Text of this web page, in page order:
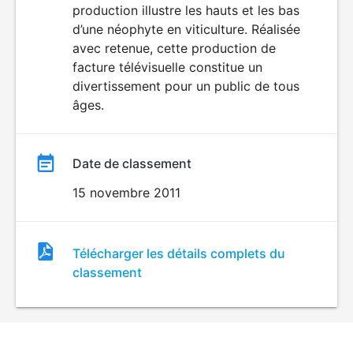
production illustre les hauts et les bas
d’une néophyte en viticulture. Réalisée
avec retenue, cette production de
facture télévisuelle constitue un
divertissement pour un public de tous
âges.
Date de classement
15 novembre 2011
Fichier
de
classement
Télécharger les détails complets du
classement